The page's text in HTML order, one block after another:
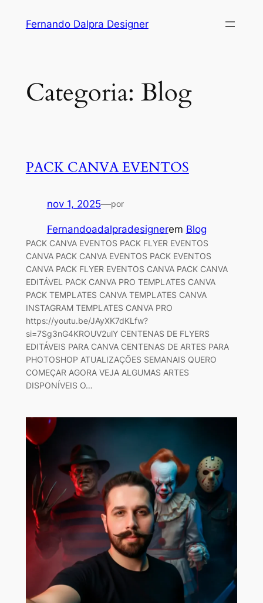
Fernando Dalpra Designer
Categoria: Blog
PACK CANVA EVENTOS
nov 1, 2025—por
Fernandoadalpradesignerem Blog
PACK CANVA EVENTOS PACK FLYER EVENTOS
CANVA PACK CANVA EVENTOS PACK EVENTOS
CANVA PACK FLYER EVENTOS CANVA PACK CANVA
EDITÁVEL PACK CANVA PRO TEMPLATES CANVA
PACK TEMPLATES CANVA TEMPLATES CANVA
INSTAGRAM TEMPLATES CANVA PRO
https://youtu.be/JAyXK7dKLfw?
si=7Sg3nG4KROUV2ulY CENTENAS DE FLYERS
EDITÁVEIS PARA CANVA CENTENAS DE ARTES PARA
PHOTOSHOP ATUALIZAÇÕES SEMANAIS QUERO
COMEÇAR AGORA VEJA ALGUMAS ARTES
DISPONÍVEIS O…